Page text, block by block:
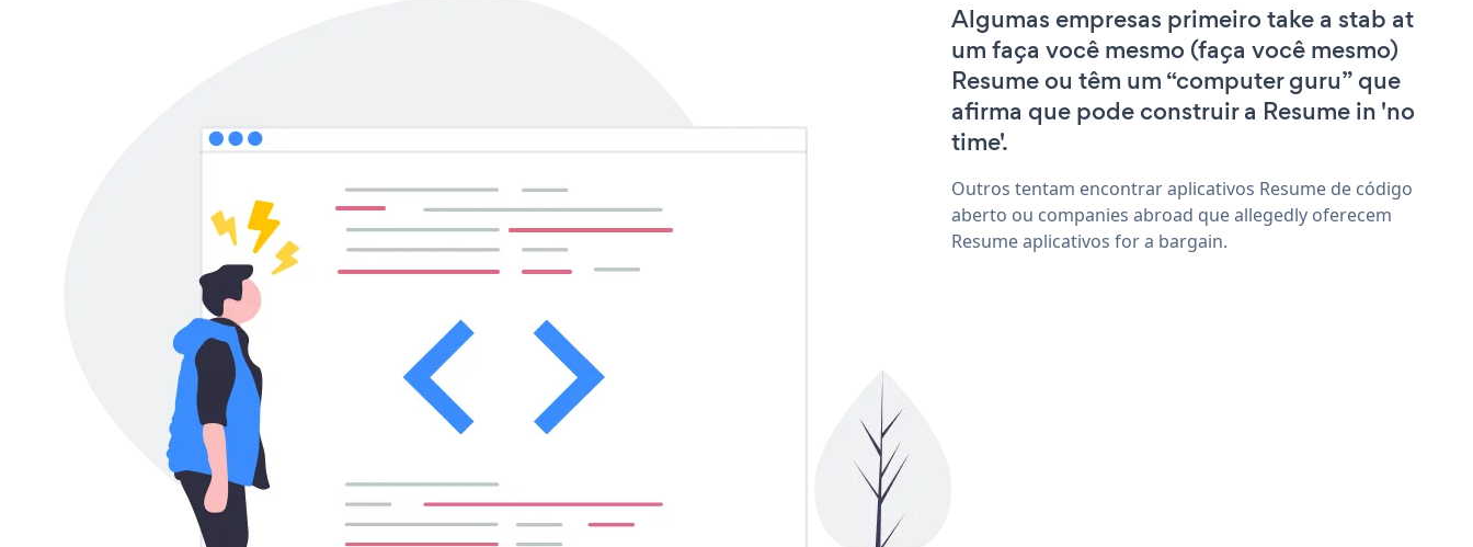
Algumas empresas primeiro take a stab at
um faça você mesmo (faça você mesmo)
Resume ou têm um “computer guru” que
afirma que pode construir a Resume in 'no
time'.
Outros tentam encontrar aplicativos Resume de código
aberto ou companies abroad que allegedly oferecem
Resume aplicativos for a bargain.